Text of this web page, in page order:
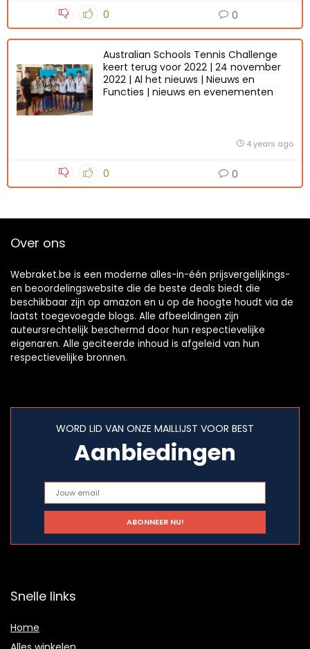
0 0
Australian Schools Tennis Challenge
keert terug voor 2022 | 24 november
2022 | Al het nieuws | Nieuws en
Functies | nieuws en evenementen
4 years ago
0 0
Over ons
Webraket.be is een moderne alles-in-één prijsvergelijkings-
en beoordelingswebsite die de beste deals biedt die
beschikbaar zijn op amazon en u op de hoogte houdt via de
laatst toegevoegde blogs. Alle afbeeldingen zijn
auteursrechtelijk beschermd door hun respectievelijke
eigenaren. Alle geciteerde inhoud is afgeleid van hun
respectievelijke bronnen.
WORD LID VAN ONZE MAILLIJST VOOR BEST
Aanbiedingen
Snelle links
Home